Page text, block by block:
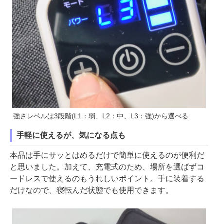
強さレベルは3段階(L1：弱、L2：中、L3：強)から選べる
手軽に使えるが、気になる点も
本品は手にサッとはめるだけで簡単に使えるのが便利だ
と思いました。加えて、充電式のため、場所を選ばずコ
ードレスで使えるのもうれしいポイント。手に装着する
だけなので、寝転んだ状態でも使用できます。